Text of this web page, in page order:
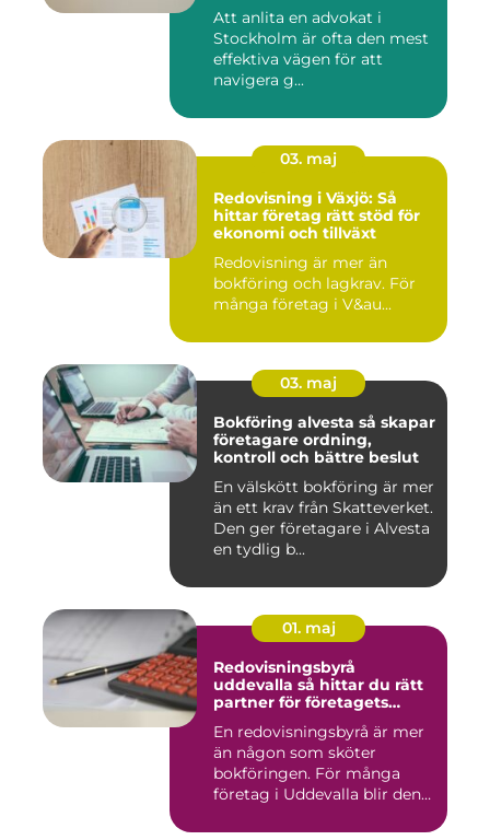
Att anlita en advokat i
Stockholm är ofta den mest
effektiva vägen för att
navigera g...
03. maj
Redovisning i Växjö: Så
hittar företag rätt stöd för
ekonomi och tillväxt
Redovisning är mer än
bokföring och lagkrav. För
många företag i V&au...
03. maj
Bokföring alvesta så skapar
företagare ordning,
kontroll och bättre beslut
En välskött bokföring är mer
än ett krav från Skatteverket.
Den ger företagare i Alvesta
en tydlig b...
01. maj
Redovisningsbyrå
uddevalla så hittar du rätt
partner för företagets
En redovisningsbyrå är mer
än någon som sköter
bokföringen. För många
företag i Uddevalla blir den